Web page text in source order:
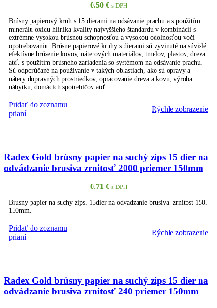
0.50 € s DPH
Brúsny papierový kruh s 15 dierami na odsávanie prachu a s použitím
minerálu oxidu hliníka kvality najvyššieho štandardu v kombinácii s
extrémne vysokou brúsnou schopnosťou a vysokou odolnosťou voči
opotrebovaniu. Brúsne papierové kruhy s dierami sú vyvinuté na súvislé
efektívne brúsenie kovov, náterových materiálov, tmelov, plastov, dreva
atď. s použitím brúsneho zariadenia so systémom na odsávanie prachu.
Sú odporúčané na používanie v takých oblastiach, ako sú opravy a
nátery dopravných prostriedkov, opracovanie dreva a kovu, výroba
nábytku, domácich spotrebičov atď..
Pridať do zoznamu
prianí
Rýchle zobrazenie
Radex Gold brúsny papier na suchý zips 15 dier na
odvádzanie brusiva zrnitosť 2000 priemer 150mm
0.71 € s DPH
Brusny papier na suchy zips, 15dier na odvadzanie brusiva, zrnitost 150,
150mm.
Pridať do zoznamu
prianí
Rýchle zobrazenie
Radex Gold brúsny papier na suchý zips 15 dier na
odvádzanie brusiva zrnitosť 240 priemer 150mm